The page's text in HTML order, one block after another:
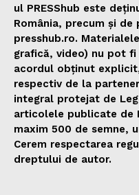
ul PRESShub este
România, precum și
presshub.ro.
grafică, video) nu pot
acordul obținut
respectiv de la
integral protejat de
articolele publicate de
maxim 500 de semne,
Cerem respectarea
dreptului de autor.